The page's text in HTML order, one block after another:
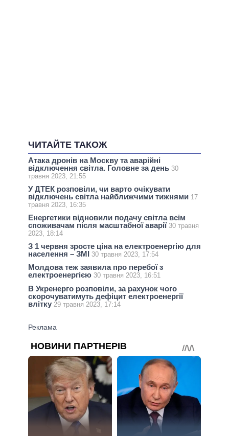
ЧИТАЙТЕ ТАКОЖ
Атака дронів на Москву та аварійні
відключення світла. Головне за день 30
травня 2023, 21:55
У ДТЕК розповіли, чи варто очікувати
відключень світла найближчими тижнями 17
травня 2023, 16:35
Енергетики відновили подачу світла всім
споживачам після масштабної аварії 30 травня
2023, 18:14
З 1 червня зросте ціна на електроенергію для
населення – ЗМІ 30 травня 2023, 17:54
Молдова теж заявила про перебої з
електроенергією 30 травня 2023, 16:51
В Укренерго розповіли, за рахунок чого
скорочуватимуть дефіцит електроенергії
влітку 29 травня 2023, 17:14